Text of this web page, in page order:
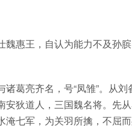
惠王，自认为能力不及孙
葛亮齐名，号“凤雏”。从
狄道人，三国魏名将。先
七军，为关羽所擒，不屈而